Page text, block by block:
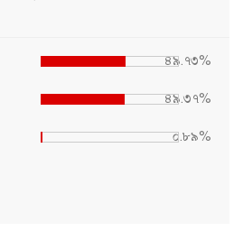
৪৯.৭৩%
৪৯.৩৭%
০.৮৯%